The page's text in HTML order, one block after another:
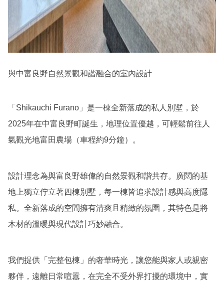
與中富良野自然景觀和諧融合的室內設計
「Shikauchi Furano」是一棟全新落成的私人別墅，於
2025年在中富良野町誕生，地理位置優越，可輕鬆前往人
氣觀光地富田農場（車程約9分鐘）。
設計理念為與富良野雄偉的自然景觀和諧共存。廣闊的基
地上獨立佇立著四棟別墅，每一棟皆追求設計感與高度隱
私。全新落成的空間擁有清爽且精緻的氛圍，其特色是將
木材的溫暖與現代設計巧妙融合。
我們提供「完整包棟」的奢華時光，讓您能與家人或親密
夥伴，遠離日常喧囂，在完全不受外界打擾的環境中，實